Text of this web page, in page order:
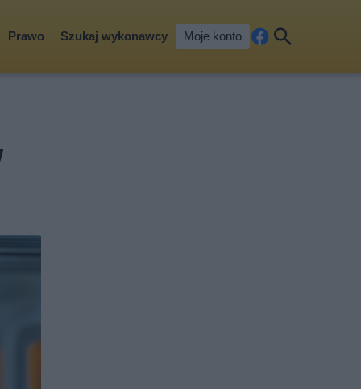
Prawo Szukaj wykonawcy Moje konto
cebkaj